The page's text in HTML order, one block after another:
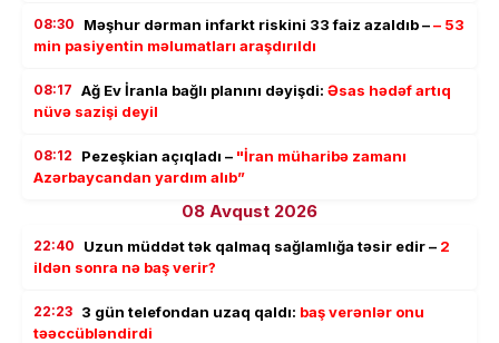
08:30 Məşhur dərman infarkt riskini 33 faiz azaldıb –– 53
min pasiyentin məlumatları araşdırıldı
08:17 Ağ Ev İranla bağlı planını dəyişdi: Əsas hədəf artıq
nüvə sazişi deyil
08:12 Pezeşkian açıqladı – "İran müharibə zamanı
Azərbaycandan yardım alıb”
08 Avqust 2026
22:40 Uzun müddət tək qalmaq sağlamlığa təsir edir – 2
ildən sonra nə baş verir?
22:23 3 gün telefondan uzaq qaldı: baş verənlər onu
təəccübləndirdi